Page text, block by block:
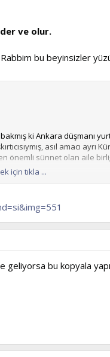
ve olur.
bu beyinsizler
ki Ankara düşmanı
asıl amacı
önemli sünnet olan aile
için tıkla ...
bu kopyala